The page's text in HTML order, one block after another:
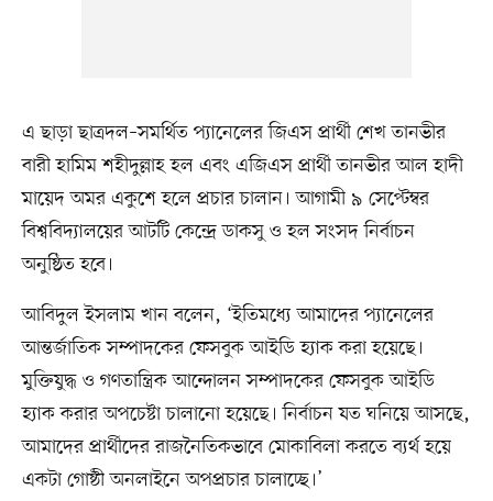
এ ছাড়া ছাত্রদল–সমর্থিত প্যানেলের জিএস প্রার্থী শেখ তানভীর
বারী হামিম শহীদুল্লাহ হল এবং এজিএস প্রার্থী তানভীর আল হাদী
মায়েদ অমর একুশে হলে প্রচার চালান। আগামী ৯ সেপ্টেম্বর
বিশ্ববিদ্যালয়ের আটটি কেন্দ্রে ডাকসু ও হল সংসদ নির্বাচন
অনুষ্ঠিত হবে।
আবিদুল ইসলাম খান বলেন, ‘ইতিমধ্যে আমাদের প্যানেলের
আন্তর্জাতিক সম্পাদকের ফেসবুক আইডি হ্যাক করা হয়েছে।
মুক্তিযুদ্ধ ও গণতান্ত্রিক আন্দোলন সম্পাদকের ফেসবুক আইডি
হ্যাক করার অপচেষ্টা চালানো হয়েছে। নির্বাচন যত ঘনিয়ে আসছে,
আমাদের প্রার্থীদের রাজনৈতিকভাবে মোকাবিলা করতে ব্যর্থ হয়ে
একটা গোষ্ঠী অনলাইনে অপপ্রচার চালাচ্ছে।’